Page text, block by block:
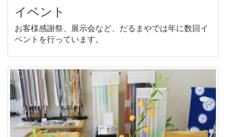
イベント
お客様感謝祭、展示会など、だるまやでは年に数回イ
ベントを行っています。